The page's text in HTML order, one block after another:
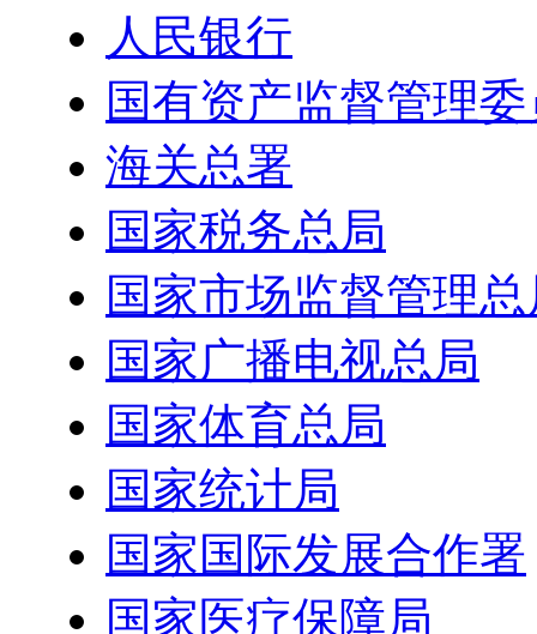
人民银行
国有资产监督管理
海关总署
国家税务总局
国家市场监督管理
国家广播电视总局
国家体育总局
国家统计局
国家国际发展合作署
国家医疗保障局